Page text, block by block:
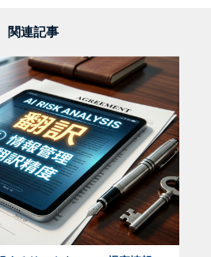
関連記事